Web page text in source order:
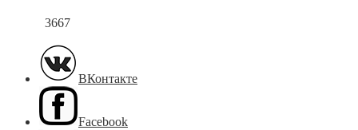
3667
ВКонтакте
Facebook